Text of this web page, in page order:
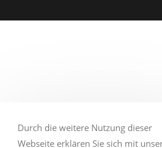
Durch die weitere Nutzung dieser
Webseite erklären Sie sich mit